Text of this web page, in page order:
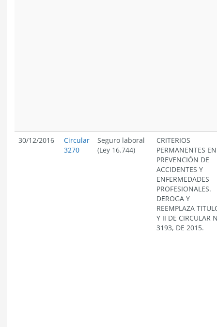
30/12/2016
Circular
3270
Seguro laboral
(Ley 16.744)
CRITERIOS
PERMANENTES EN
PREVENCIÓN DE
ACCIDENTES Y
ENFERMEDADES
PROFESIONALES.
DEROGA Y
REEMPLAZA
Y II DE CIRCULAR
3193, DE 2015.